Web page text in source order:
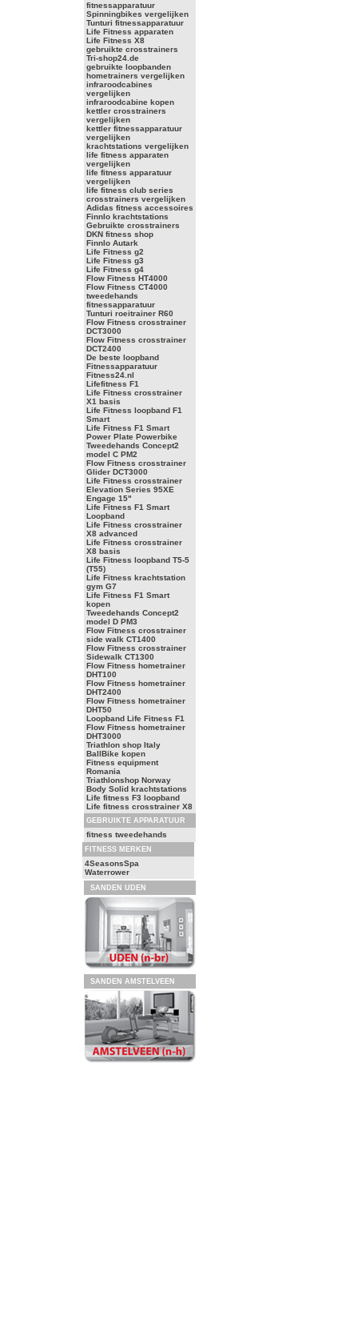
fitnessapparatuur
Spinningbikes vergelijken
Tunturi fitnessapparatuur
Life Fitness apparaten
Life Fitness X8
gebruikte crosstrainers
Tri-shop24.de
gebruikte loopbanden
hometrainers vergelijken
infraroodcabines
vergelijken
infraroodcabine kopen
kettler crosstrainers
vergelijken
kettler fitnessapparatuur
vergelijken
krachtstations vergelijken
life fitness apparaten
vergelijken
life fitness apparatuur
vergelijken
life fitness club series
crosstrainers vergelijken
Adidas fitness accessoires
Finnlo krachtstations
Gebruikte crosstrainers
DKN fitness shop
Finnlo Autark
Life Fitness g2
Life Fitness g3
Life Fitness g4
Flow Fitness HT4000
Flow Fitness CT4000
tweedehands
fitnessapparatuur
Tunturi roeitrainer R60
Flow Fitness crosstrainer
DCT3000
Flow Fitness crosstrainer
DCT2400
De beste loopband
Fitnessapparatuur
Fitness24.nl
Lifefitness F1
Life Fitness crosstrainer
X1 basis
Life Fitness loopband F1
Smart
Life Fitness F1 Smart
Power Plate Powerbike
Tweedehands Concept2
model C PM2
Flow Fitness crosstrainer
Glider DCT3000
Life Fitness crosstrainer
Elevation Series 95XE
Engage 15"
Life Fitness F1 Smart
Loopband
Life Fitness crosstrainer
X8 advanced
Life Fitness crosstrainer
X8 basis
Life Fitness loopband T5-5
(T55)
Life Fitness krachtstation
gym G7
Life Fitness F1 Smart
kopen
Tweedehands Concept2
model D PM3
Flow Fitness crosstrainer
side walk CT1400
Flow Fitness crosstrainer
Sidewalk CT1300
Flow Fitness hometrainer
DHT100
Flow Fitness hometrainer
DHT2400
Flow Fitness hometrainer
DHT50
Loopband Life Fitness F1
Flow Fitness hometrainer
DHT3000
Triathlon shop Italy
BallBike kopen
Fitness equipment
Romania
Triathlonshop Norway
Body Solid krachtstations
Life fitness F3 loopband
Life fitness crosstrainer X8
GEBRUIKTE APPARATUUR
fitness tweedehands
FITNESS MERKEN
4SeasonsSpa
Waterrower
SANDEN UDEN
SANDEN AMSTELVEEN